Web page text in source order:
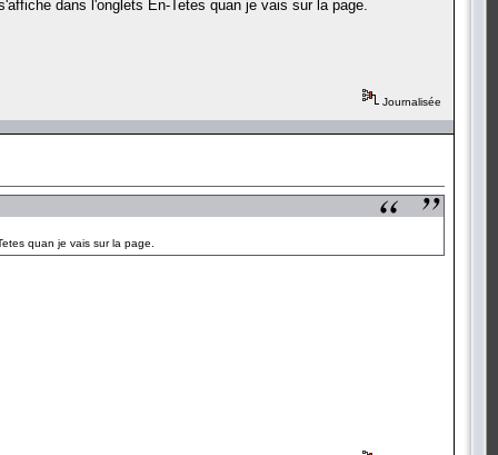
dans l'onglets En-Tetes quan je vais sur la page.
Journalisée
quan je vais sur la page.